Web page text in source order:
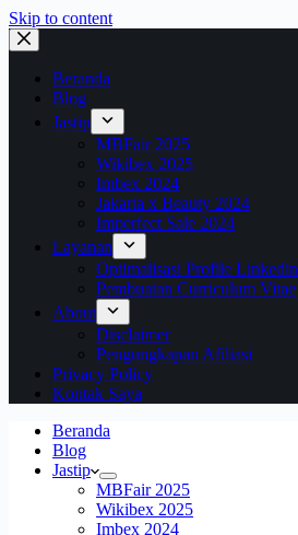
Skip to content
Beranda
Blog
Jastip
MBFair 2025
Wikibex 2025
Imbex 2024
Jakarta x Beauty 2024
Imperfect Sale 2024
Layanan
Optimalisasi Profile Linkedin
Pembuatan Curriculum Vitae
About
Disclaimer
Pengungkapan Afiliasi
Privacy Policy
Kontak Saya
Beranda
Blog
Jastip
MBFair 2025
Wikibex 2025
Imbex 2024